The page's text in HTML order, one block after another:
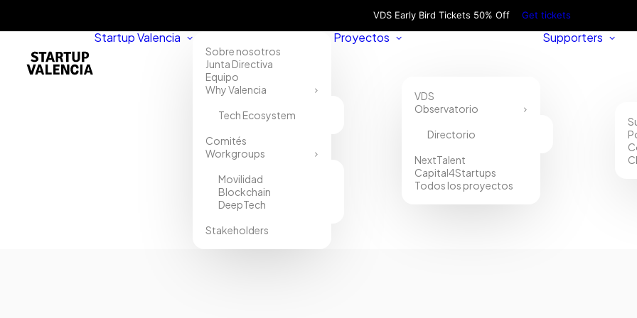
VDS Early Bird Tickets 50% Off Get tickets
Startup Valencia
Sobre nosotros
Junta Directiva
Equipo
Why Valencia
Tech Ecosystem
Comités
Workgroups
Movilidad
Blockchain
DeepTech
Stakeholders
Proyectos
VDS
Observatorio
Directorio
NextTalent
Capital4Startups
Todos los proyectos
Supporters